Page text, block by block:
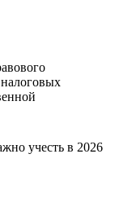
учесть в 2026